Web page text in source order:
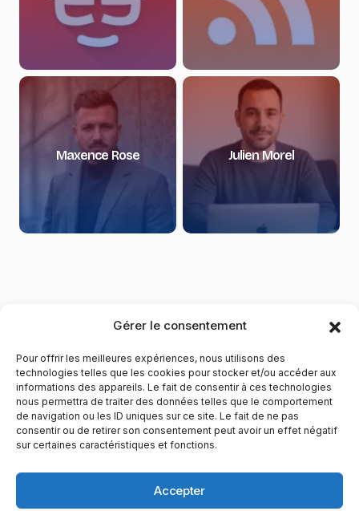
Gérer le consentement
Pour offrir les meilleures expériences, nous utilisons des
technologies telles que les cookies pour stocker et/ou accéder aux
informations des appareils. Le fait de consentir à ces technologies
nous permettra de traiter des données telles que le comportement
de navigation ou les ID uniques sur ce site. Le fait de ne pas
consentir ou de retirer son consentement peut avoir un effet négatif
sur certaines caractéristiques et fonctions.
Accepter
Maxence Rose Julien Morel
YubiGeek est un média français dédié aux nouvelles
technologies, à la culture geek et au numérique. Fondé par
du web, du gaming et de la science, avec une approche